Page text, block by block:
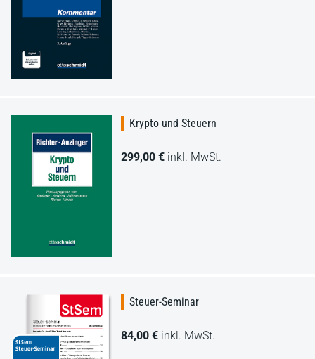
Krypto und Steuern
299,00 € inkl. MwSt.
Steuer-Seminar
84,00 € inkl. MwSt.